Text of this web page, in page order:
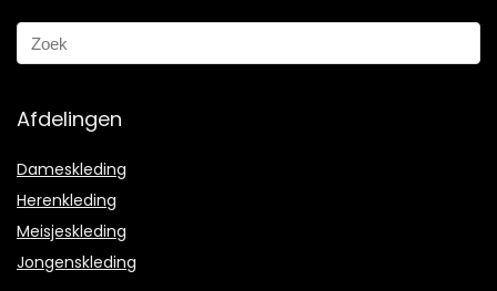
Afdelingen
Dameskleding
Herenkleding
Meisjeskleding
Jongenskleding